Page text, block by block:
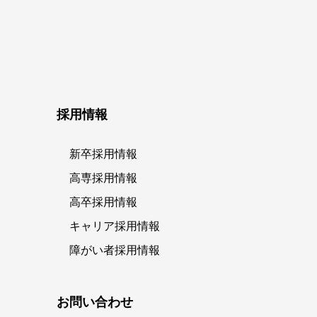
採用情報
新卒採用情報
高専採用情報
高卒採用情報
キャリア採用情報
障がい者採用情報
お問い合わせ